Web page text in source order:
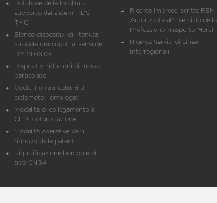
Database delle località a
supporto dei sistemi RDS
TMC
Elenco dispositivi di ritenuta
stradale omologati ai sensi del
DM 21.06.04
Dispositivi riduzioni di massa
particolato
Codici immatricolativi di
ciclomotori omologati
Modalità di collegamento al
CED motorizzazione
Modalità operative per il
rinnovo delle patenti
Riqualificazione bombole di
tipo CNG4
Ricerca Imprese iscritte REN
Autorizzate all'Esercizio della
Professione Trasporto Merci
Ricerca Servizi di Linea
Interregionali